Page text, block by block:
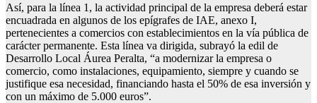
Así, para la línea 1, la actividad principal de la empresa deberá estar
encuadrada en algunos de los epígrafes de IAE, anexo I,
pertenecientes a comercios con establecimientos en la vía pública de
carácter permanente. Esta línea va dirigida, subrayó la edil de
Desarrollo Local Áurea Peralta, “a modernizar la empresa o
comercio, como instalaciones, equipamiento, siempre y cuando se
justifique esa necesidad, financiando hasta el 50% de esa inversión y
con un máximo de 5.000 euros”.